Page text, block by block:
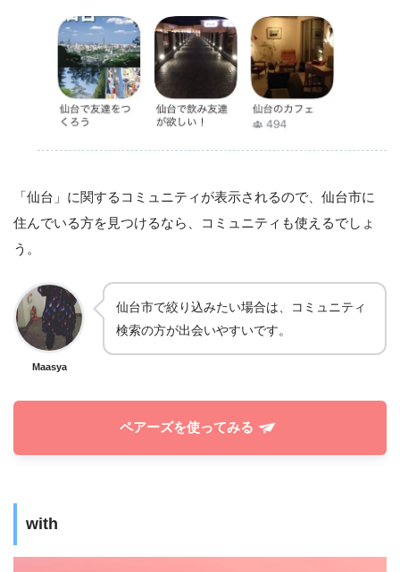
「仙台」に関するコミュニティが表示されるので、仙台市に
住んでいる方を見つけるなら、コミュニティも使えるでしょ
う。
Maasya
仙台市で絞り込みたい場合は、コミュニティ
検索の方が出会いやすいです。
ペアーズを使ってみる
with